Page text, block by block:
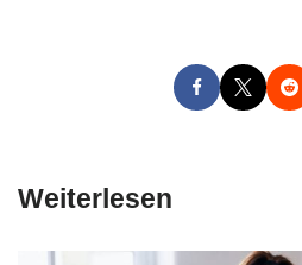
Weiterlesen